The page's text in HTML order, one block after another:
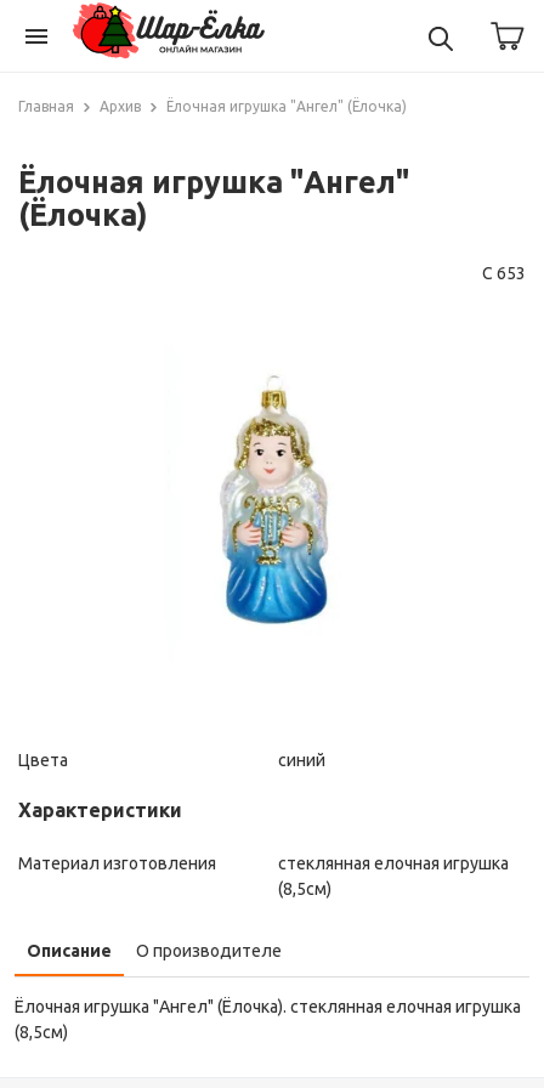
menu
Главная Архив Ёлочная игрушка "Ангел" (Ёлочка)
Ёлочная игрушка "Ангел"
(Ёлочка)
С 653
Цвета синий
Характеристики
Материал изготовления
стеклянная елочная игрушка
(8,5см)
Описание О производителе
Ёлочная игрушка "Ангел" (Ёлочка). стеклянная елочная игрушка
(8,5см)